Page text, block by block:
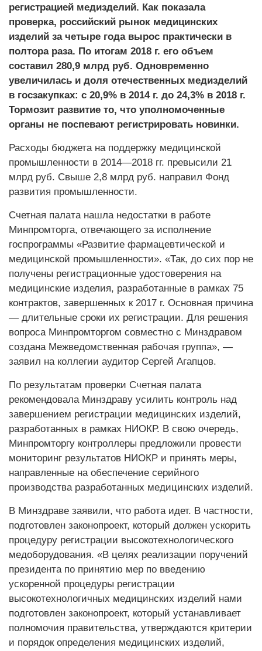
регистрацией медизделий. Как показала
проверка, российский рынок медицинских
изделий за четыре года вырос практически в
полтора раза. По итогам 2018 г. его объем
составил 280,9 млрд руб. Одновременно
увеличилась и доля отечественных медизделий
в госзакупках: с 20,9% в 2014 г. до 24,3% в 2018 г.
Тормозит развитие то, что уполномоченные
органы не поспевают регистрировать новинки.
Расходы бюджета на поддержку медицинской
промышленности в 2014—2018 гг. превысили 21
млрд руб. Свыше 2,8 млрд руб. направил Фонд
развития промышленности.
Счетная палата нашла недостатки в работе
Минпромторга, отвечающего за исполнение
госпрограммы «Развитие фармацевтической и
медицинской промышленности». «Так, до сих пор не
получены регистрационные удостоверения на
медицинские изделия, разработанные в рамках 75
контрактов, завершенных к 2017 г. Основная причина
— длительные сроки их регистрации. Для решения
вопроса Минпромторгом совместно с Минздравом
создана Межведомственная рабочая группа», —
заявил на коллегии аудитор Сергей Агапцов.
По результатам проверки Счетная палата
рекомендовала Минздраву усилить контроль над
завершением регистрации медицинских изделий,
разработанных в рамках НИОКР. В свою очередь,
Минпромторгу контроллеры предложили провести
мониторинг результатов НИОКР и принять меры,
направленные на обеспечение серийного
производства разработанных медицинских изделий.
В Минздраве заявили, что работа идет. В частности,
подготовлен законопроект, который должен ускорить
процедуру регистрации высокотехнологического
медоборудования. «В целях реализации поручений
президента по принятию мер по введению
ускоренной процедуры регистрации
высокотехнологичных медицинских изделий нами
подготовлен законопроект, который устанавливает
полномочия правительства, утверждаются критерии
и порядок определения медицинских изделий,